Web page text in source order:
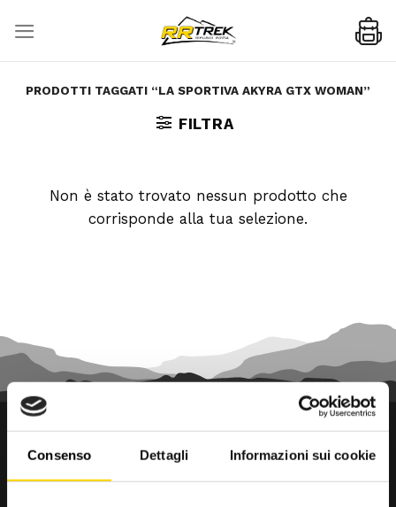
Consenso Dettagli Informazioni sui cookie
content
PRODOTTI TAGGATI “LA SPORTIVA AKYRA GTX WOMAN”
FILTRA
Non è stato trovato nessun prodotto che
corrisponde alla tua selezione.